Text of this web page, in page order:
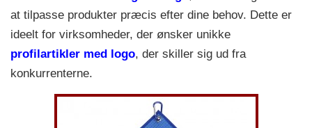
at tilpasse produkter præcis efter dine behov. Dette er
ideelt for virksomheder, der ønsker unikke
profilartikler med logo, der skiller sig ud fra
konkurrenterne.